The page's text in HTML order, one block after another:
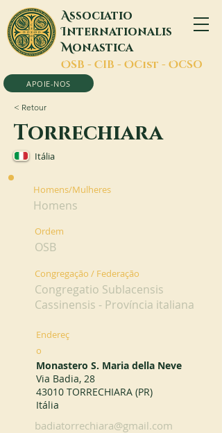
Associatio
Internationalis
Monastica
OSB - CIB - OCist - OCSO
APOIE-NOS
< Retour
Torrechiara
Itália
Homens/Mulheres
Homens
Ordem
OSB
Congregação / Federação
Congregatio Sublacensis
Cassinensis - Província italiana
Endereç
o
Monastero S. Maria della Neve
Via Badia, 28
43010 TORRECHIARA (PR)
Itália
badiatorrechiara@gmail.com